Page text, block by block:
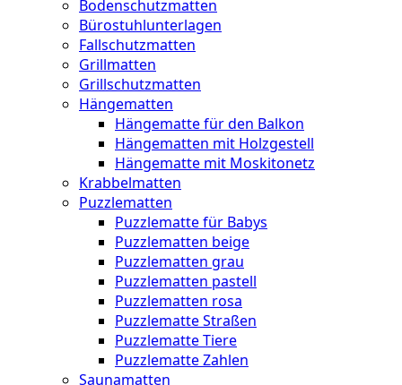
Bodenschutzmatten
Bürostuhlunterlagen
Fallschutzmatten
Grillmatten
Grillschutzmatten
Hängematten
Hängematte für den Balkon
Hängematten mit Holzgestell
Hängematte mit Moskitonetz
Krabbelmatten
Puzzlematten
Puzzlematte für Babys
Puzzlematten beige
Puzzlematten grau
Puzzlematten pastell
Puzzlematten rosa
Puzzlematte Straßen
Puzzlematte Tiere
Puzzlematte Zahlen
Saunamatten